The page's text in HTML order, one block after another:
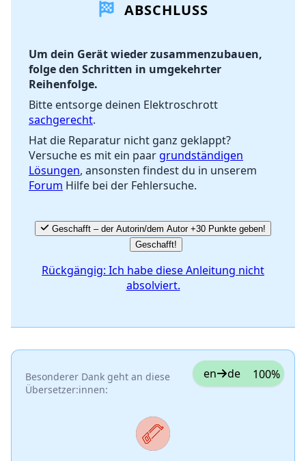
Kommentar hinzufügen
Abbrechen Kommentieren
ABSCHLUSS
Um dein Gerät wieder zusammenzubauen,
folge den Schritten in umgekehrter
Reihenfolge.
Bitte entsorge deinen Elektroschrott
sachgerecht.
Hat die Reparatur nicht ganz geklappt?
Versuche es mit ein paar grundständigen
Lösungen, ansonsten findest du in unserem
Forum Hilfe bei der Fehlersuche.
Geschafft – der Autorin/dem Autor +30 Punkte geben!
Geschafft!
Rückgängig: Ich habe diese Anleitung nicht
absolviert.
Besonderer Dank geht an diese
Übersetzer:innen:
en de 100%